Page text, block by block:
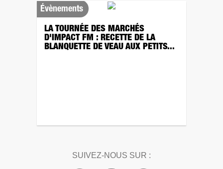
Évènements
LA TOURNÉE DES MARCHÉS
D'IMPACT FM : RECETTE DE LA
BLANQUETTE DE VEAU AUX PETITS...
SUIVEZ-NOUS SUR :